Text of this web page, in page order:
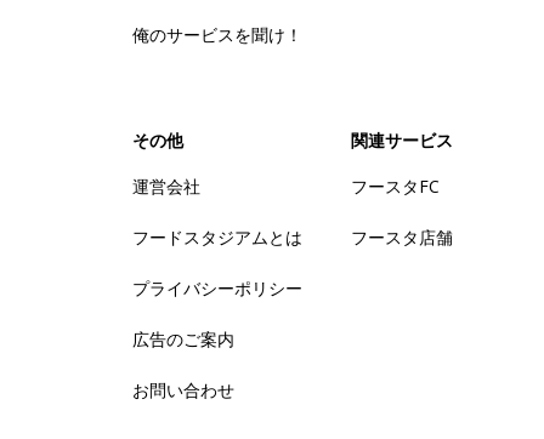
俺のサービスを聞け！
その他
運営会社
フードスタジアムとは
プライバシーポリシー
広告のご案内
お問い合わせ
関連サービス
フースタFC
フースタ店舗